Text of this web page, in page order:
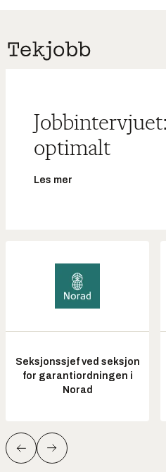
optimalt
Les mer
Seksjonssjef ved seksjon
for garantiordningen i
Norad